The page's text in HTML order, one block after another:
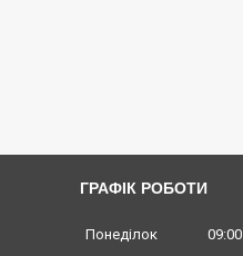
ГРАФІК РОБОТИ
Понеділок 09:00